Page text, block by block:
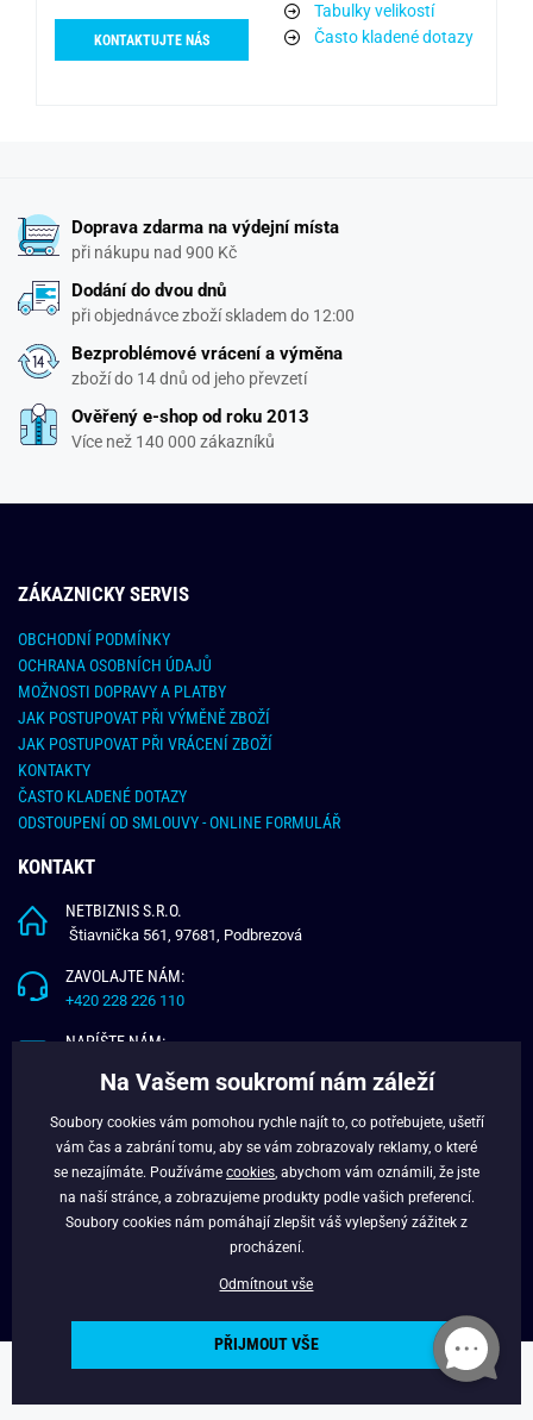
KONTAKTUJTE NÁS
Tabulky velikostí
Často kladené dotazy
Doprava zdarma na výdejní místa
při nákupu nad 900 Kč
Dodání do dvou dnů
při objednávce zboží skladem do 12:00
Bezproblémové vrácení a výměna
zboží do 14 dnů od jeho převzetí
Ověřený e-shop od roku 2013
Více než 140 000 zákazníků
ZÁKAZNICKY SERVIS
OBCHODNÍ PODMÍNKY
OCHRANA OSOBNÍCH ÚDAJŮ
MOŽNOSTI DOPRAVY A PLATBY
JAK POSTUPOVAT PŘI VÝMĚNĚ ZBOŽÍ
JAK POSTUPOVAT PŘI VRÁCENÍ ZBOŽÍ
KONTAKTY
ČASTO KLADENÉ DOTAZY
ODSTOUPENÍ OD SMLOUVY - ONLINE FORMULÁŘ
KONTAKT
NETBIZNIS S.R.O.
Štiavnička 561, 97681, Podbrezová
ZAVOLAJTE NÁM:
+420 228 226 110
NAPÍŠTE NÁM:
O NÁS
VĚRNOSTNÍ PROGRAM
Copyright © 2024 - Budchlap.cz Všechna práva vyhrazena. webdesign ©
Na Vašem soukromí nám záleží
Soubory cookies vám pomohou rychle najít to, co potřebujete, ušetří
vám čas a zabrání tomu, aby se vám zobrazovaly reklamy, o které
se nezajímáte. Používáme cookies , abychom vám oznámili, že jste
na naší stránce, a zobrazujeme produkty podle vašich preferencí.
Soubory cookies nám pomáhají zlepšit váš vylepšený zážitek z
procházení.
Odmítnout vše
PŘIJMOUT VŠE